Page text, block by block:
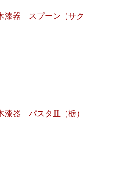
漆器 スプーン（サク
器 パスタ皿（栃）